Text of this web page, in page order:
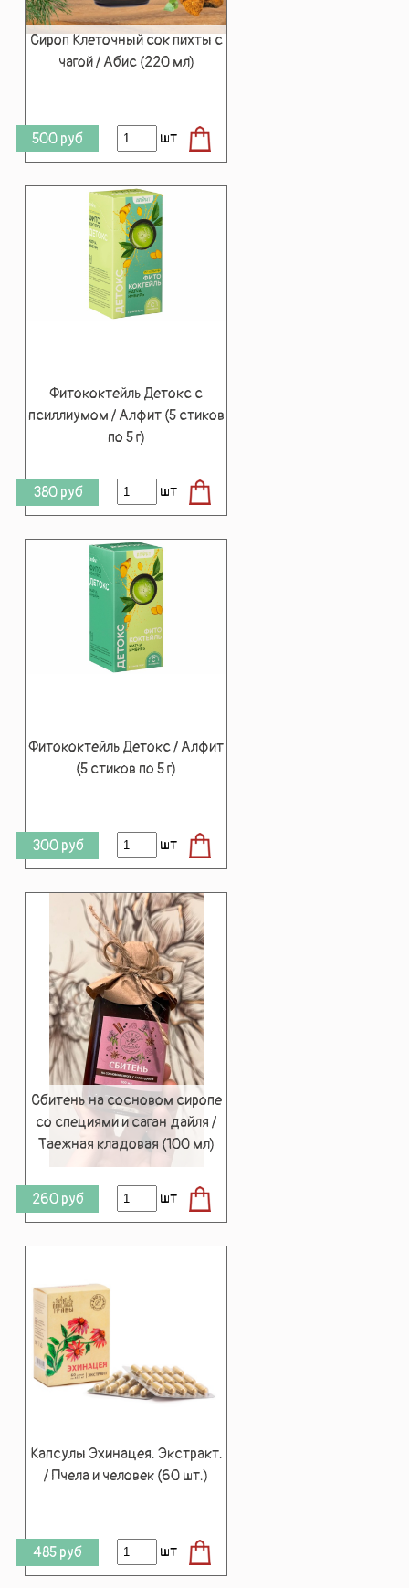
Сироп Клеточный сок пихты с
чагой / Абис (220 мл)
500 руб шт
Фитококтейль Детокс с
псиллиумом / Алфит (5 стиков
по 5 г)
380 руб шт
Фитококтейль Детокс / Алфит
(5 стиков по 5 г)
300 руб шт
Сбитень на сосновом сиропе
со специями и саган дайля /
Таежная кладовая (100 мл)
260 руб шт
Капсулы Эхинацея. Экстракт.
/ Пчела и человек (60 шт.)
485 руб шт